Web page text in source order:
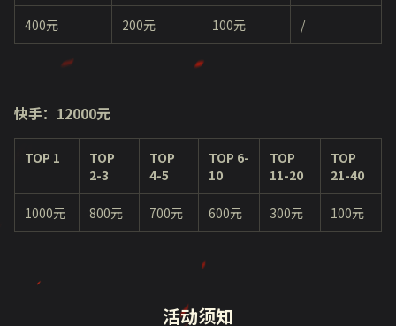
400元 200元 100元 /
快手： 12000元
TOP 1
TOP
2-3
TOP
4-5
TOP 6-
10
TOP
11-20
TOP
21-40
1000元 800元 700元 600元 300元 100元
活动须知